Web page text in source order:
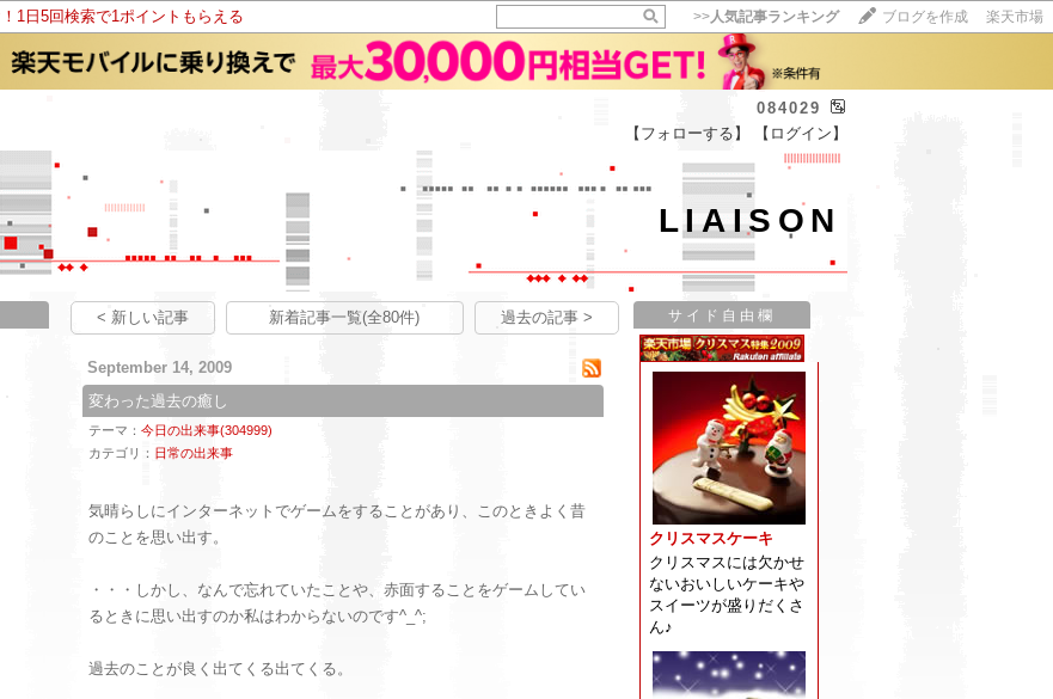
1日5回検索で1ポイントもらえる >>人気記事ランキング ブログを作成 楽天市場
084029
【フォローする】 【ログイン】
LIAISON
< 新しい記事 新着記事一覧(全80件) 過去の記事 >
September 14, 2009
変わった過去の癒し
テーマ： 今日の出来事(304999)
カテゴリ： 日常の出来事
気晴らしにインターネットでゲームをすることがあり、このときよく昔
のことを思い出す。
・・・しかし、なんで忘れていたことや、赤面することをゲームしてい
るときに思い出すのか私はわからないのです^_^;
過去のことが良く出てくる出てくる。
サイド自由欄
クリスマスケーキ
クリスマスには欠かせ
ないおいしいケーキや
スイーツが盛りだくさ
ん♪